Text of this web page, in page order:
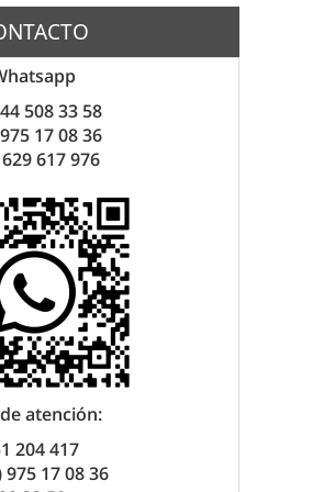
508 33 58
17 08 36
617 976
atención:
204 417
975 17 08 36